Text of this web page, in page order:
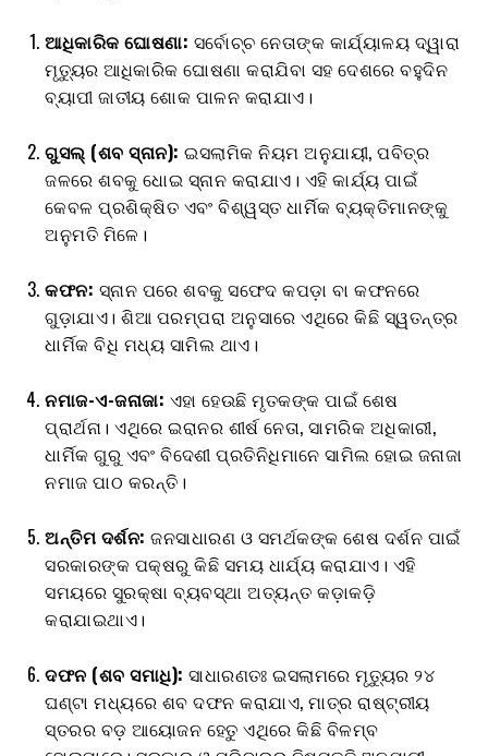
ଆଧିକାରିକ ଘୋଷଣା: ସର୍ବୋଚ୍ଚ ନେତାଙ୍କ କାର୍ଯ୍ୟାଳୟ ଦ୍ୱାରା
ମୃତ୍ୟୁର ଆଧିକାରିକ ଘୋଷଣା କରାଯିବା ସହ ଦେଶରେ ବହୁଦିନ
ବ୍ୟାପୀ ଜାତୀୟ ଶୋକ ପାଳନ କରାଯାଏ।
ଗୁସଲ୍ (ଶବ ସ୍ନାନ): ଇସଲାମିକ ନିୟମ ଅନୁଯାୟୀ, ପବିତ୍ର
ଜଳରେ ଶବକୁ ଧୋଇ ସ୍ନାନ କରାଯାଏ। ଏହି କାର୍ଯ୍ୟ ପାଇଁ
କେବଳ ପ୍ରଶିକ୍ଷିତ ଏବଂ ବିଶ୍ୱସ୍ତ ଧାର୍ମିକ ବ୍ୟକ୍ତିମାନଙ୍କୁ
ଅନୁମତି ମିଳେ।
କଫନ: ସ୍ନାନ ପରେ ଶବକୁ ସଫେଦ କପଡ଼ା ବା କଫନରେ
ଗୁଡ଼ାଯାଏ। ଶିଆ ପରମ୍ପରା ଅନୁସାରେ ଏଥିରେ କିଛି ସ୍ୱତନ୍ତ୍ର
ଧାର୍ମିକ ବିଧି ମଧ୍ୟ ସାମିଲ ଥାଏ।
ନମାଜ-ଏ-ଜନାଜା: ଏହା ହେଉଛି ମୃତକଙ୍କ ପାଇଁ ଶେଷ
ପ୍ରାର୍ଥନା। ଏଥିରେ ଇରାନର ଶୀର୍ଷ ନେତା, ସାମରିକ ଅଧିକାରୀ,
ଧାର୍ମିକ ଗୁରୁ ଏବଂ ବିଦେଶୀ ପ୍ରତିନିଧିମାନେ ସାମିଲ ହୋଇ ଜନାଜା
ନମାଜ ପାଠ କରନ୍ତି।
ଅନ୍ତିମ ଦର୍ଶନ: ଜନସାଧାରଣ ଓ ସମର୍ଥକଙ୍କ ଶେଷ ଦର୍ଶନ ପାଇଁ
ସରକାରଙ୍କ ପକ୍ଷରୁ କିଛି ସମୟ ଧାର୍ଯ୍ୟ କରାଯାଏ। ଏହି
ସମୟରେ ସୁରକ୍ଷା ବ୍ୟବସ୍ଥା ଅତ୍ୟନ୍ତ କଡ଼ାକଡ଼ି
କରାଯାଇଥାଏ।
ଦଫନ (ଶବ ସମାଧି): ସାଧାରଣତଃ ଇସଲାମରେ ମୃତ୍ୟୁର ୨୪
ଘଣ୍ଟା ମଧ୍ୟରେ ଶବ ଦଫନ କରାଯାଏ, ମାତ୍ର ରାଷ୍ଟ୍ରୀୟ
ସ୍ତରର ବଡ଼ ଆୟୋଜନ ହେତୁ ଏଥିରେ କିଛି ବିଳମ୍ବ